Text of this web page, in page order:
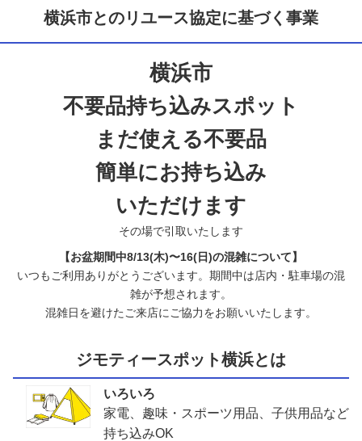
横浜市とのリユース協定に基づく事業
横浜市
不要品持ち込みスポット
まだ使える不要品
簡単にお持ち込み
いただけます
その場で引取いたします
【お盆期間中8/13(木)〜16(日)の混雑について】
いつもご利用ありがとうございます。期間中は店内・駐車場の混
雑が予想されます。
混雑日を避けたご来店にご協力をお願いいたします。
ジモティースポット横浜とは
いろいろ
家電、趣味・スポーツ用品、子供用品など
持ち込みOK